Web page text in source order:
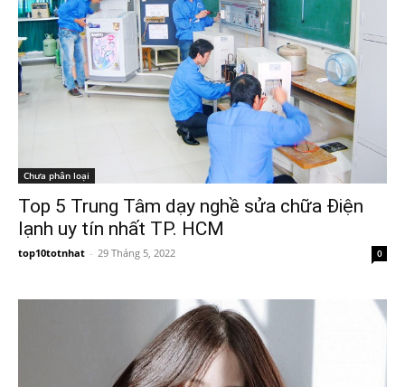
Chưa phân loại
Top 5 Trung Tâm dạy nghề sửa chữa Điện
lạnh uy tín nhất TP. HCM
top10totnhat - 29 Tháng 5, 2022 0